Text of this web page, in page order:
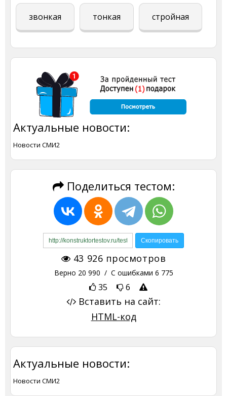
звонкая тонкая стройная
Актуальные новости:
Новости СМИ2
Поделиться тестом:
43 926 просмотров
Верно 20 990 / С ошибками 6 775
35 6
Вставить на сайт:
HTML-код
Актуальные новости:
Новости СМИ2